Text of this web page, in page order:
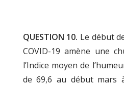
QUESTION 10. Le début
COVID-19 amène une
l’Indice moyen de
de 69,6 au début mars